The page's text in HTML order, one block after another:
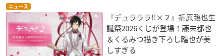
ニュース
『デュラララ!!×２』折原臨也生
誕祭2026くじが登場！藤未都也
＆くるみつ描き下ろし臨也が美
しすぎる